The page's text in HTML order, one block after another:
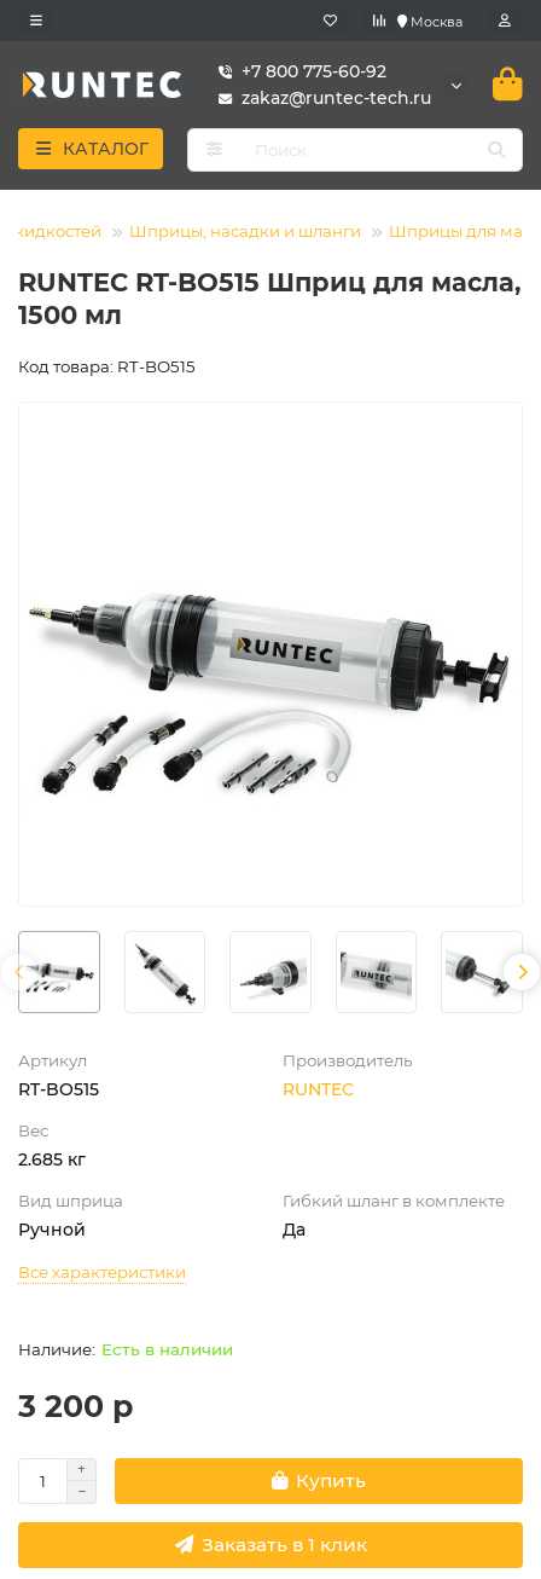
Москва
+7 800 775-60-92
zakaz@runtec-tech.ru
КАТАЛОГ
жидкостей Шприцы, насадки и шланги Шприцы для
RUNTEC RT-BO515 Шприц для масла,
1500 мл
Код товара: RT-BO515
Артикул
RT-BO515
Производитель
RUNTEC
Вес
2.685 кг
Вид шприца
Ручной
Гибкий шланг в комплекте
Да
Все характеристики
Есть в наличии
3 200 р
Купить
Заказать в 1 клик